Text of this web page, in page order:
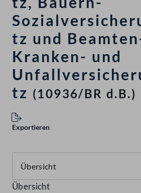
tz und
Kranken- und
tz (10936/BR d.B.)
Exportieren
Übersicht